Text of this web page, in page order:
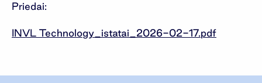
Priedai:
INVL Technology_istatai_2026-02-17.pdf